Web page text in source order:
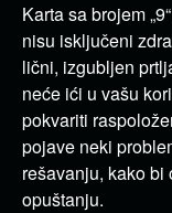
Karta sa brojem
nisu isključeni
lični, izgubljen
neće ići u vašu
pokvariti
pojave neki
rešavanju, kako bi
opuštanju.